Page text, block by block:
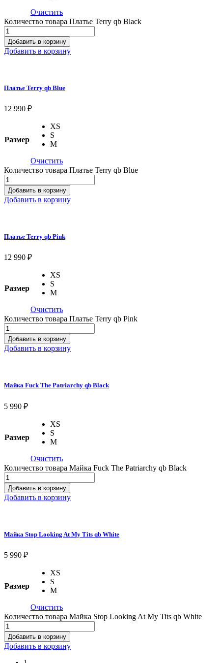
Очистить
Количество товара Платье Terry qb Black
Добавить в корзину
Добавить в корзину
Платье Terry qb Blue
12 990 ₽
Размер
XS
S
M
Очистить
Количество товара Платье Terry qb Blue
Добавить в корзину
Добавить в корзину
Платье Terry qb Pink
12 990 ₽
Размер
XS
S
M
Очистить
Количество товара Платье Terry qb Pink
Добавить в корзину
Добавить в корзину
Майка Fuck The Patriarchy qb Black
5 990 ₽
Размер
XS
S
M
Очистить
Количество товара Майка Fuck The Patriarchy qb Black
Добавить в корзину
Добавить в корзину
Майка Stop Looking At My Tits qb White
5 990 ₽
Размер
XS
S
M
Очистить
Количество товара Майка Stop Looking At My Tits qb White
Добавить в корзину
Добавить в корзину